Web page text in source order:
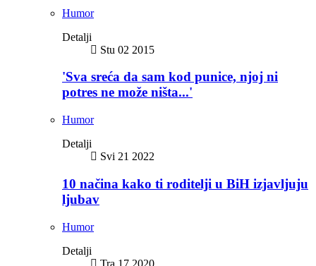
Humor
Detalji
Stu 02 2015
'Sva sreća da sam kod punice, njoj ni
potres ne može ništa...'
Humor
Detalji
Svi 21 2022
10 načina kako ti roditelji u BiH izjavljuju
ljubav
Humor
Detalji
Tra 17 2020